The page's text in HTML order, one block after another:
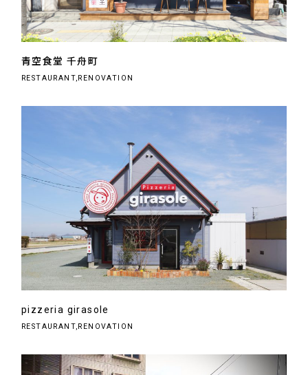
青空食堂 千舟町
RESTAURANT,RENOVATION
pizzeria girasole
RESTAURANT,RENOVATION